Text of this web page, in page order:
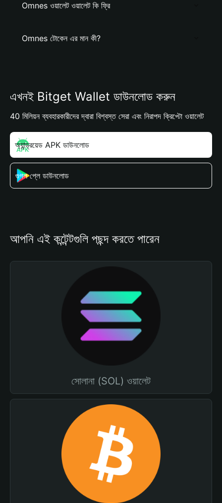
Omnes ওয়ালেট ওয়ালেট কি ফ্রি
Omnes টোকেন এর মান কী?
এখনই Bitget Wallet ডাউনলোড করুন
40 মিলিয়ন ব্যবহারকারীদের দ্বারা বিশ্বস্ত সেরা এবং নিরাপদ ক্রিপ্টো ওয়ালেট
অ্যান্ড্রয়েড APK ডাউনলোড
গুগল প্লে ডাউনলোড
আপনি এই কন্টেন্টগুলি পছন্দ করতে পারেন
সোলানা (SOL) ওয়ালেট